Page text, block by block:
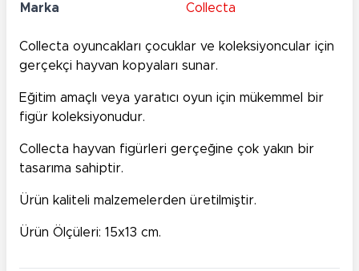
Marka Collecta
Collecta oyuncakları çocuklar ve koleksiyoncular için
gerçekçi hayvan kopyaları sunar.
Eğitim amaçlı veya yaratıcı oyun için mükemmel bir
figür koleksiyonudur.
Collecta hayvan figürleri gerçeğine çok yakın bir
tasarıma sahiptir.
Ürün kaliteli malzemelerden üretilmiştir.
Ürün Ölçüleri: 15x13 cm.